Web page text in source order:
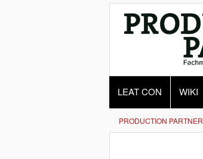
LEAT CON WIKI
PRODUCTION PARTNER